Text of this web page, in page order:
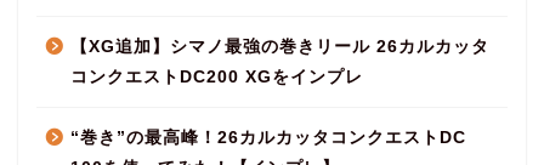
【XG追加】シマノ最強の巻きリール 26カルカッタ
コンクエストDC200 XGをインプレ
“巻き”の最高峰！26カルカッタコンクエストDC